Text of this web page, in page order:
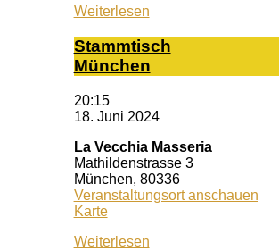
Lubos
Weiterlesen
Stamm­tisch
Mün­chen
20:15
18. Juni 2024
La Vecchia Masseria
Mathildenstrasse 3
München, 80336
Veranstaltungsort anschauen
KarteLa
Masseria
Weiterlesen